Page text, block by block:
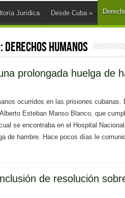
Jurídica Desde Cuba »
Derechos Humanos
prolongada huelga de
ocurridos en las prisiones cubanas.
Esteban Manso Blanco, que
se encontraba en el Hospital
de hambre. Hace pocos días le
de resolución